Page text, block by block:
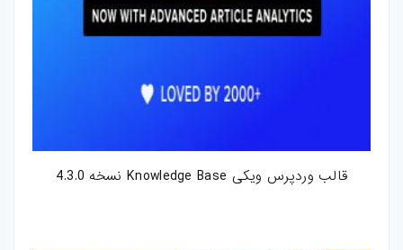
تصاویر-استوک
پروژه-افتر-افکت
قالب وردپرس ویکی Knowledge Base نسخه 4.3.0